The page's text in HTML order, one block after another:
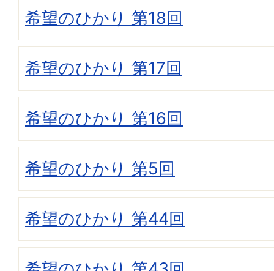
希望のひかり 第18回
希望のひかり 第17回
希望のひかり 第16回
希望のひかり 第5回
希望のひかり 第44回